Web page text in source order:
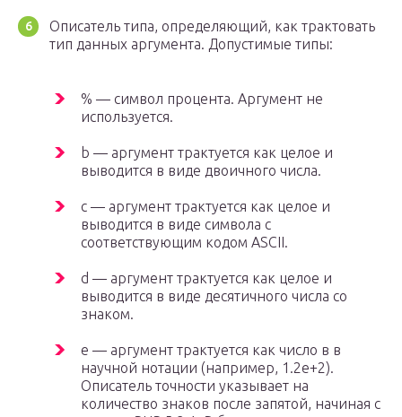
Описатель типа, определяющий, как трактовать
тип данных аргумента. Допустимые типы:
% — символ процента. Аргумент не
используется.
b — аргумент трактуется как целое и
выводится в виде двоичного числа.
c — аргумент трактуется как целое и
выводится в виде символа с
соответствующим кодом ASCII.
d — аргумент трактуется как целое и
выводится в виде десятичного числа со
знаком.
e — аргумент трактуется как число в в
научной нотации (например, 1.2e+2).
Описатель точности указывает на
количество знаков после запятой, начиная с